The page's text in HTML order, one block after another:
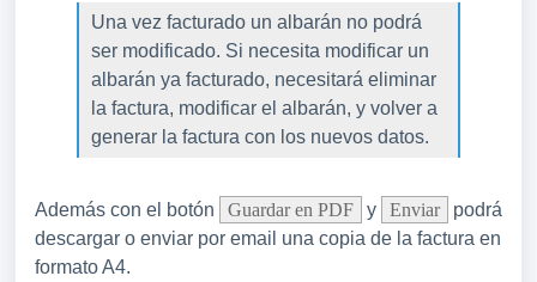
Una vez facturado un albarán no podrá
ser modificado. Si necesita modificar un
albarán ya facturado, necesitará eliminar
la factura, modificar el albarán, y volver a
generar la factura con los nuevos datos.
Además con el botón Guardar en PDF y Enviar
podrá
descargar o enviar por email una copia de la factura en
formato A4.